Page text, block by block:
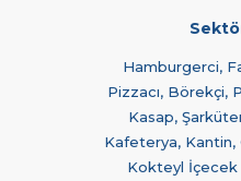
Hamburgerci,
Pizzacı, Börekçi,
Kasap,
Kafeterya, Kantin,
Kokteyl İçecek